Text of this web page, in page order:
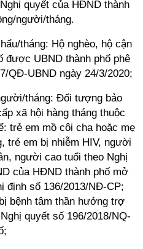
quyết của HĐND thành
người/tháng.
tháng: Hộ nghèo, hộ cận
được UBND thành phố phê
QĐ-UBND ngày 24/3/2020;
tháng: Đối tượng bảo
xã hội hàng tháng thuộc
trẻ em mồ côi cha hoặc mẹ
trẻ em bị nhiễm HIV, người
người cao tuổi theo Nghị
của HĐND thành phố mở
định số 136/2013/NĐ-CP;
bệnh tâm thần hưởng trợ
quyết số 196/2018/NQ-